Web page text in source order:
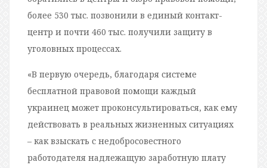
более 530 тыс. позвонили в единый контакт-
центр и почти 460 тыс. получили защиту в
уголовных процессах.
«В первую очередь, благодаря системе
бесплатной правовой помощи каждый
украинец может проконсультироваться, как ему
действовать в реальных жизненных ситуациях
– как взыскать с недобросовестного
работодателя надлежащую заработную плату